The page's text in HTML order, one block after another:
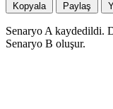
Kopyala Paylaş
Senaryo A kaydedildi.
Senaryo B oluşur.